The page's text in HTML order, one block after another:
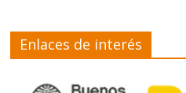
Enlaces de interés